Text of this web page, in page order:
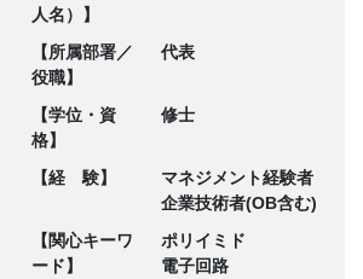
人名）】
【所属部署／
役職】
代表
【学位・資
格】
修士
【経 験】
マネジメント経験者
企業技術者(OB含む)
【関心キーワ
ード】
ポリイミド
電子回路